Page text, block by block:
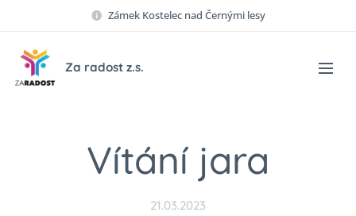
Zámek Kostelec nad Černými lesy
Za radost z.s.
Vítání jara
21.03.2023